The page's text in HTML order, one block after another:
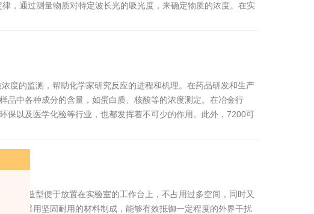
，通过测量物质对特定波长光的吸光度，来确定物质的浓度。在实
度的监测，帮助化学家研究反应的进程和机理。在药品研发和生产
品中各种成分的含量，如蛋白质、核酸等的浓度测定。在冶金行
保以及医学化验等行业，也都发挥着不可少的作用。此外，7200可
整体造型便于放置在实验室的工作台上，不占用过多空间，同时又
一般采用坚固耐用的材料制成，能够有效抵御一定程度的外界干扰